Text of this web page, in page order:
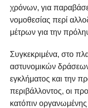
χρόνων, για
νομοθεσίας περί
μέτρων για την
Συγκεκριμένα, στο
αστυνομικών
εγκλήματος και την
περιβάλλοντος, οι
κατόπιν οργανωμένης